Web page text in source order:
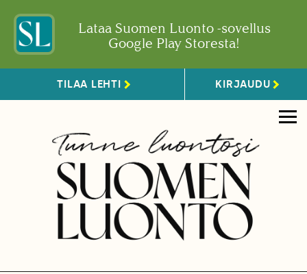
Lataa Suomen Luonto -sovellus
Google Play Storesta!
TILAA LEHTI KIRJAUDU